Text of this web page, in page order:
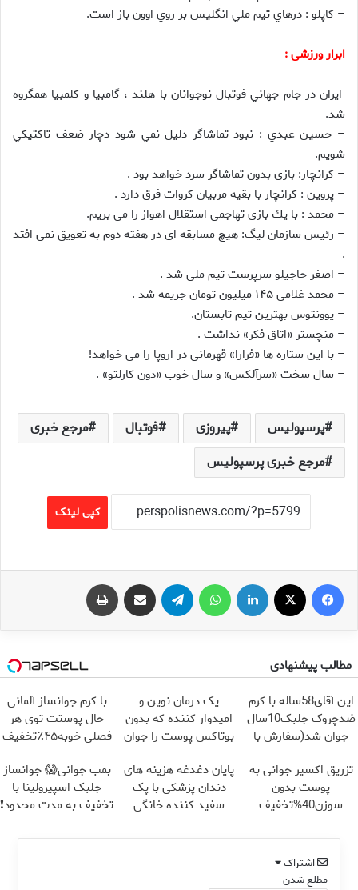
– كاپلو : درهاي تيم ملي انگليس بر روي اوون باز است.
ابرار ورزشی :
ايران در جام جهاني فوتبال نوجوانان با هلند ، گامبيا و كلمبيا همگروه
شد.
– حسين عبدي : نبود تماشاگر دليل نمي شود دچار ضعف تاكتيكي
شويم.
– كرانچار: بازى بدون تماشاگر سرد خواهد بود .
– پروين : كرانچار با بقيه مربيان كروات فرق دارد .
– محمد : با يك بازى تهاجمى استقلال اهواز را مى بريم.
– رئيس سازمان ليگ: هيچ مسابقه اى در هفته دوم به تعويق نمى افتد
.
– اصغر حاجيلو سرپرست تيم ملى شد .
– محمد غلامى ۱۴۵ ميليون تومان جريمه شد .
– يوونتوس بهترين تيم تابستان.
– منچستر «اتاق فكر» نداشت .
– با اين ستاره ها «فرارا» قهرمانى در اروپا را مى خواهد!
– سال سخت «سرآلكس» و سال خوب «دون كارلتو» .
پرسپولیس پیروزی فوتبال
مرجع خبری
مرجع خبری پرسپولیس
کپی لینک
فیس بوک لینکدین تلگرام اشتراک گذاری از طریق ایمیل
مطالب پیشنهادی
این آقای58ساله با کرم
ضدچروک جلبک10سال
جوان شد(سفارش با
یک درمان نوین و
امیدوار کننده که بدون
بوتاکس پوست را جوان
با کرم جوانساز آلمانی
حال پوستت توی هر
فصلی خوبه۴۵٪تخفیف
تزریق اکسیر جوانی به
پوست بدون
سوزن40%تخفیف
پایان دغدغه هزینه های
دندان پزشکی با پک
سفید کننده خانگی
بمب جوانی😱 جوانساز
جلبک اسپیرولینا با
تخفیف به مدت محدود❗
اشتراک
مطلع شدن